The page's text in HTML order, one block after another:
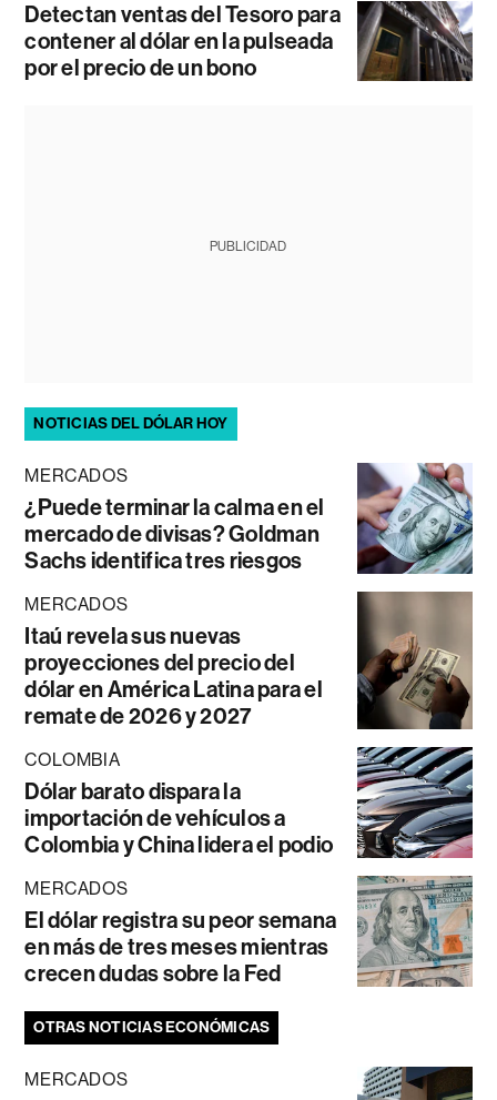
Detectan ventas del Tesoro para
contener al dólar en la pulseada
por el precio de un bono
PUBLICIDAD
NOTICIAS DEL DÓLAR HOY
MERCADOS
¿Puede terminar la calma en el
mercado de divisas? Goldman
Sachs identifica tres riesgos
MERCADOS
Itaú revela sus nuevas
proyecciones del precio del
dólar en América Latina para el
remate de 2026 y 2027
COLOMBIA
Dólar barato dispara la
importación de vehículos a
Colombia y China lidera el podio
MERCADOS
El dólar registra su peor semana
en más de tres meses mientras
crecen dudas sobre la Fed
OTRAS NOTICIAS ECONÓMICAS
MERCADOS